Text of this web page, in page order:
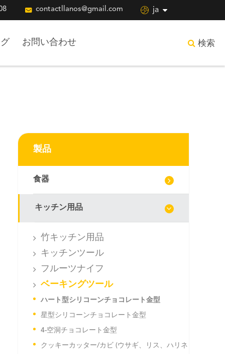
 contactllanos@gmail.com  ja
お問い合わせ 検索
製品
食器
キッチン用品
竹キッチン用品
キッチンツール
フルーツナイフ
ベーキングツール
ハート型シリコーンチョコレート金型
星型シリコーンチョコレート金型
4-空洞チョコレート金型
クッキーカッター/カビ (ウサギ、リス、ハリネ